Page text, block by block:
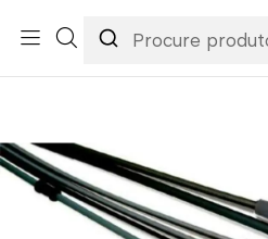
Acessórios & Personalização
Cabo de Embraiagem